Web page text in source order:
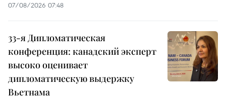
07/08/2026 07:48
33-я Дипломатическая
конференция: канадский эксперт
высоко оценивает
дипломатическую выдержку
Вьетнама